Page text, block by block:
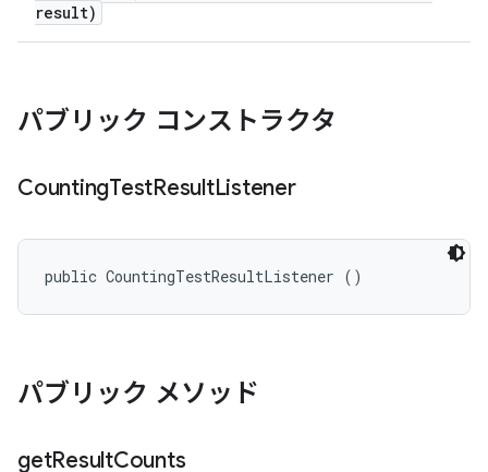
result)
パブリック コンストラクタ
CountingTestResultListener
public CountingTestResultListener ()
パブリック メソッド
getResultCounts